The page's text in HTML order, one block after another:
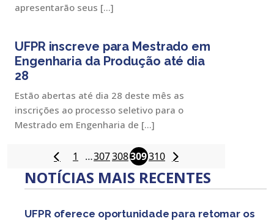
apresentarão seus […]
UFPR inscreve para Mestrado em
Engenharia da Produção até dia
28
Estão abertas até dia 28 deste mês as
inscrições ao processo seletivo para o
Mestrado em Engenharia de […]
1 …307308309310
NOTÍCIAS MAIS RECENTES
UFPR oferece oportunidade para retomar os